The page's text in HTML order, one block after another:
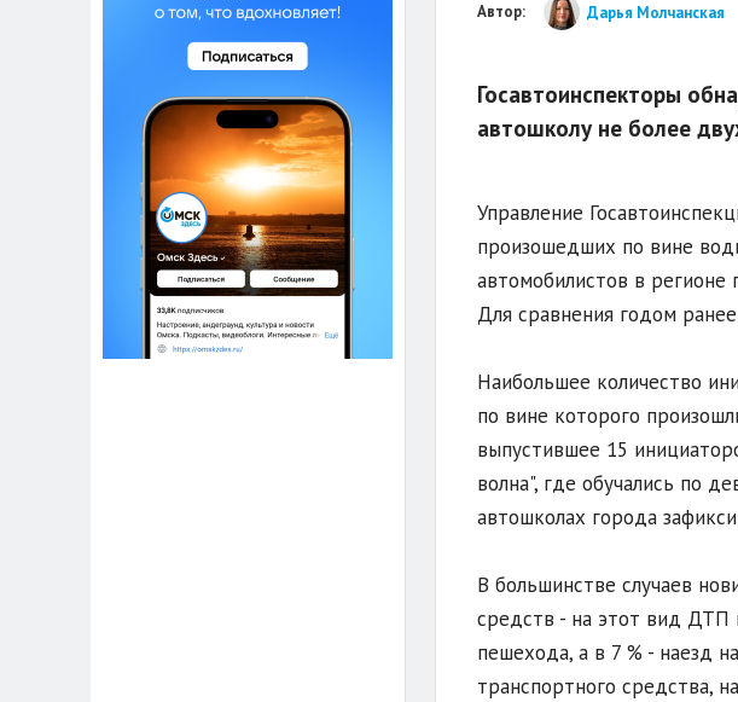
Автор: Дарья Молчанская
Госавтоинспекторы
автошколу не более
Управление
произошедших по вине
автомобилистов в
Для сравнения годом
Наибольшее количество
по вине которого
выпустившее 15
волна", где обучались по
автошколах города
В большинстве случаев
средств - на этот вид ДТП
пешехода, а в 7 % - наезд
транспортного средства,